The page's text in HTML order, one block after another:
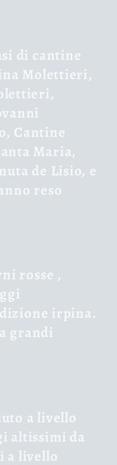
di cantine
Molettieri,
Cantine
Maria,
de Lisio, e
reso
rosse ,
irpina.
grandi
a livello
altissimi da
a livello